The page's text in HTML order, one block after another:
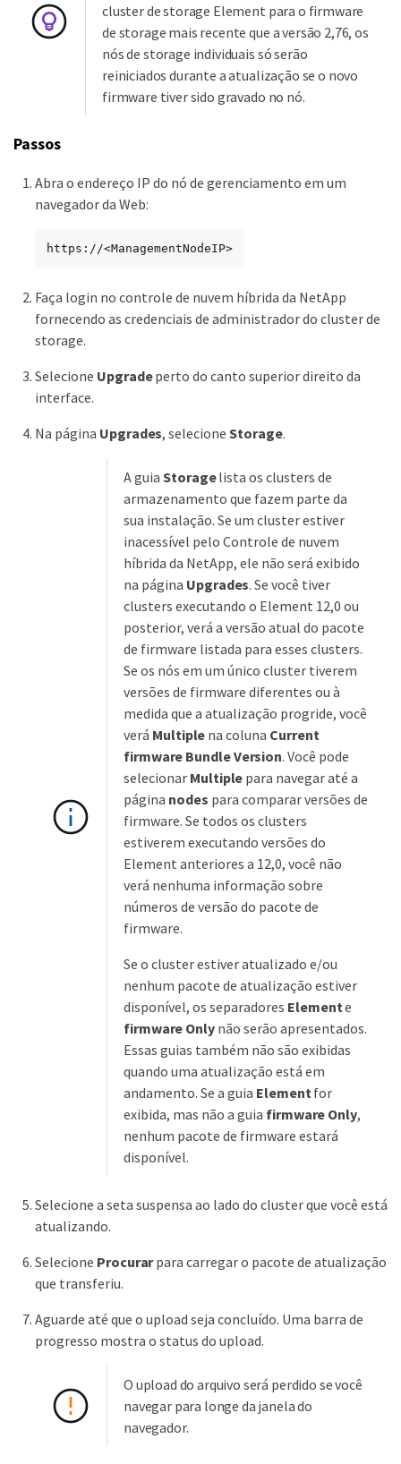
cluster de storage Element para o firmware
de storage mais recente que a versão 2,76, os
nós de storage individuais só serão
reiniciados durante a atualização se o novo
firmware tiver sido gravado no nó.
Passos
Abra o endereço IP do nó de gerenciamento em um
navegador da Web:
https://<ManagementNodeIP>
Faça login no controle de nuvem híbrida da NetApp
fornecendo as credenciais de administrador do cluster de
storage.
Selecione Upgradeperto do canto superior direito da
interface.
Na página Upgrades, selecioneStorage.
A guia Storagelista os clusters de
armazenamento que fazem parte da
sua instalação. Se um cluster estiver
inacessível pelo Controle de nuvem
híbrida da NetApp, ele não será exibido
na página Upgrades. Se você tiver
clusters executando o Element 12,0 ou
posterior, verá a versão atual do pacote
de firmware listada para esses clusters.
Se os nós em um único cluster tiverem
versões de firmware diferentes ou à
medida que a atualização progride, você
verá Multiple na coluna Current
firmware Bundle Version. Você pode
selecionar Multiple para navegar até a
página nodes para comparar versões de
firmware. Se todos os clusters
estiverem executando versões do
Element anteriores a 12,0, você não
verá nenhuma informação sobre
números de versão do pacote de
firmware.
Se o cluster estiver atualizado e/ou
nenhum pacote de atualização estiver
disponível, os separadores Elemente
firmware Onlynão serão apresentados.
Essas guias também não são exibidas
quando uma atualização está em
andamento. Se a guia Element for
exibida, mas não a guia firmware Only,
nenhum pacote de firmware estará
disponível.
Selecione a seta suspensa ao lado do cluster que você está
atualizando.
Selecione Procurarpara carregar o pacote de atualização
que transferiu.
Aguarde até que o upload seja concluído. Uma barra de
progresso mostra o status do upload.
O upload do arquivo será perdido se você
navegar para longe da janela do
navegador.